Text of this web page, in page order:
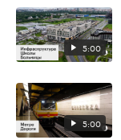
5:00
5:00